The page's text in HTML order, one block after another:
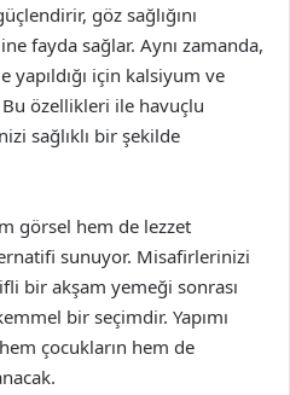
göz sağlığını
fayda sağlar. Aynı zamanda,
yapıldığı için kalsiyum ve
Bu özellikleri ile havuçlu
sağlıklı bir şekilde
görsel hem de lezzet
sunuyor. Misafirlerinizi
bir akşam yemeği sonrası
bir seçimdir. Yapımı
çocukların hem de